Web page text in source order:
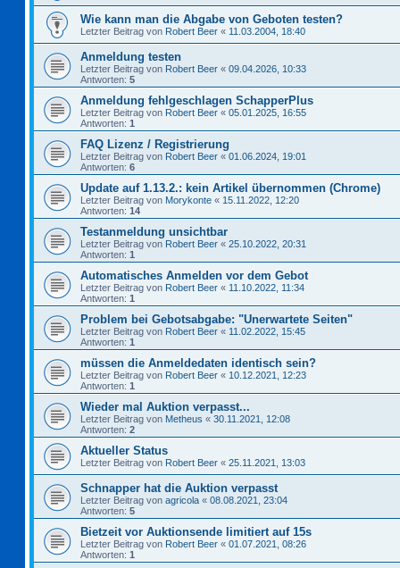
Wie kann man die Abgabe von Geboten testen?
Letzter Beitrag von Robert Beer « 11.03.2004, 18:40
Anmeldung testen
Letzter Beitrag von Robert Beer « 09.04.2026, 10:33
Antworten: 5
Anmeldung fehlgeschlagen SchapperPlus
Letzter Beitrag von Robert Beer « 05.01.2025, 16:55
Antworten: 1
FAQ Lizenz / Registrierung
Letzter Beitrag von Robert Beer « 01.06.2024, 19:01
Antworten: 6
Update auf 1.13.2.: kein Artikel übernommen (Chrome)
Letzter Beitrag von Morykonte « 15.11.2022, 12:20
Antworten: 14
Testanmeldung unsichtbar
Letzter Beitrag von Robert Beer « 25.10.2022, 20:31
Antworten: 1
Automatisches Anmelden vor dem Gebot
Letzter Beitrag von Robert Beer « 11.10.2022, 11:34
Antworten: 1
Problem bei Gebotsabgabe: "Unerwartete Seiten"
Letzter Beitrag von Robert Beer « 11.02.2022, 15:45
Antworten: 1
müssen die Anmeldedaten identisch sein?
Letzter Beitrag von Robert Beer « 10.12.2021, 12:23
Antworten: 1
Wieder mal Auktion verpasst...
Letzter Beitrag von Metheus « 30.11.2021, 12:08
Antworten: 2
Aktueller Status
Letzter Beitrag von Robert Beer « 25.11.2021, 13:03
Schnapper hat die Auktion verpasst
Letzter Beitrag von agricola « 08.08.2021, 23:04
Antworten: 5
Bietzeit vor Auktionsende limitiert auf 15s
Letzter Beitrag von Robert Beer « 01.07.2021, 08:26
Antworten: 1